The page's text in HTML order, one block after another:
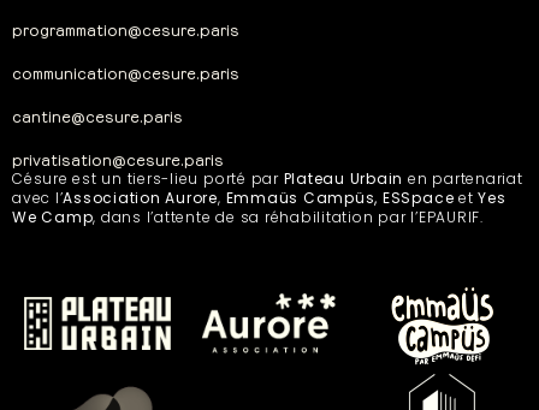
programmation@cesure.paris
communication@cesure.paris
cantine@cesure.paris
privatisation@cesure.paris
Césure est un tiers-lieu porté par Plateau Urbain en partenariat
avec l’Association Aurore, Emmaüs Campüs, ESSpaceetYes
We Camp, dans l’attente de sa réhabilitation par l’EPAURIF.